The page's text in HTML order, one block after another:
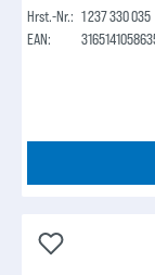
Hrst.-Nr.: 1 237 330 035
EAN: